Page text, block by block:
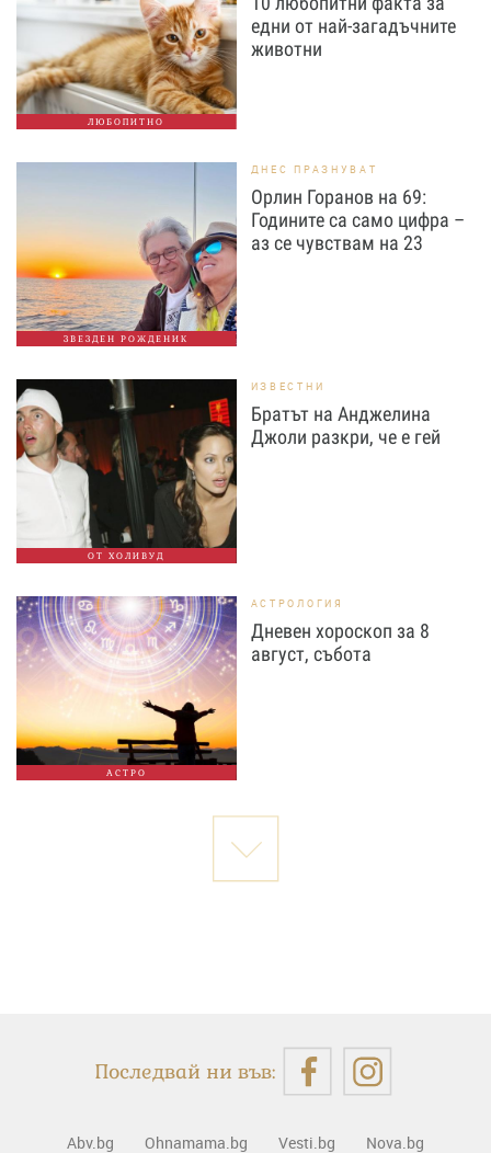
ЛЮБОПИТНО
едни от най-загадъчните
животни
ЗВЕЗДЕН РОЖДЕНИК
ДНЕС ПРАЗНУВАТ
Орлин Горанов на 69:
Годините са само цифра –
аз се чувствам на 23
ОТ ХОЛИВУД
ИЗВЕСТНИ
Братът на Анджелина
Джоли разкри, че е гей
АСТРО
АСТРОЛОГИЯ
Дневен хороскоп за 8
август, събота
Последвай ни във:
Abv.bg Ohnamama.bg Vesti.bg Nova.bg